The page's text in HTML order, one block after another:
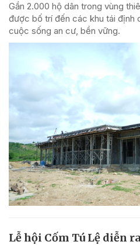
Gần 2.000 hộ dân trong vùng
được bố trí đến các khu tái định
cuộc sống an cư, bền vững.
Lễ hội Cốm Tú Lệ diễn